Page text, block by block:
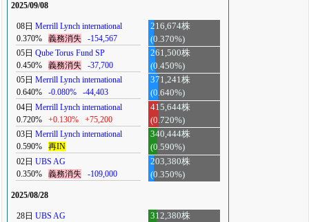
2025/09/08
08日 Merrill Lynch international
0.370%
義務消失 -154,567
216,674株
(0.370%)
05日 Qube Torus Fund SP
0.450%
義務消失 -37,700
261,500株
(0.450%)
05日 Merrill Lynch international
0.640%
-0.080% -44,403
371,241株
(0.640%)
04日 Merrill Lynch international
0.720%
+0.130% +75,200
415,644株
(0.720%)
03日 Merrill Lynch international
0.590%
再IN
340,444株
(0.590%)
02日 UBS AG
0.350%
義務消失 -109,000
203,380株
(0.350%)
2025/08/28
28日 UBS AG
312,380株